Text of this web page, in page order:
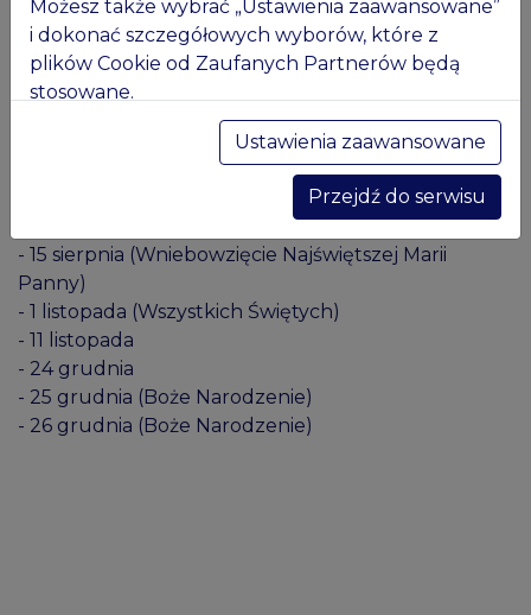
- 6 stycznia (Święto Trzech Króli)
- Wielka Sobota
- Wielkanoc
- 3 maja (Święto Konstytucji 3 Maja)
- Niedziela po Nocy Muzeów (dotyczy Zamku)
- Niedziela po Industriadzie (dotyczy Starej Fabryki)
- 15 sierpnia (Wniebowzięcie Najświętszej Marii
Panny)
- 1 listopada (Wszystkich Świętych)
- 11 listopada
- 24 grudnia
- 25 grudnia (Boże Narodzenie)
- 26 grudnia (Boże Narodzenie)
Możesz także wybrać „Ustawienia zaawansowane”
i dokonać szczegółowych wyborów, które z
plików Cookie od Zaufanych Partnerów będą
stosowane.
Masz pytania? Więcej informacji znajdziesz w
Polityce prywatności. Tam też będziesz
mógł w każdej chwili zmienić wybrane ustawienia.
Ustawienia zaawansowane
Przejdź do serwisu